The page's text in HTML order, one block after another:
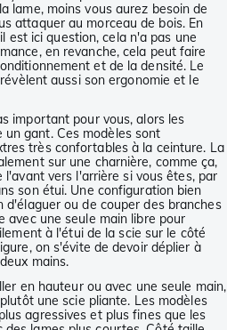
lame, moins vous aurez besoin de
attaquer au morceau de bois. En
est ici question, cela n'a pas une
en revanche, cela peut faire
et de la densité. Le
aussi son ergonomie et le
important pour vous, alors les
un gant. Ces modèles sont
très confortables à la ceinture. La
sur une charnière, comme ça,
vers l'arrière si vous êtes, par
son étui. Une configuration bien
ou de couper des branches
avec une seule main libre pour
à l'étui de la scie sur le côté
on s'évite de devoir déplier à
mains.
en hauteur ou avec une seule main,
une scie pliante. Les modèles
agressives et plus fines que les